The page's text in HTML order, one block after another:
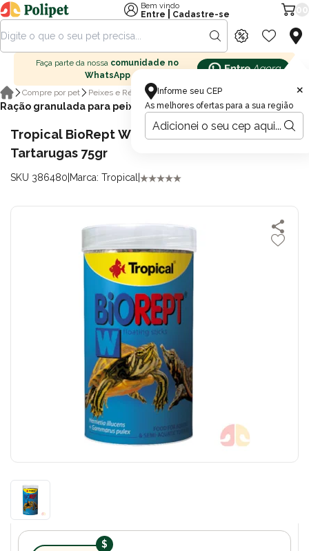
Informe seu CEP
As melhores ofertas para a sua região
×
Bem vindo
Entre
Cadastre-se
Faça parte da nossa comunidade no
WhatsApp
Compre por pet
Peixes e Répteis Ração para peixes
Ração granulada para peixes
Tropical BioRept W Ração Medium Stick para
Tartarugas 75gr
SKU 386480 Marca: Tropical